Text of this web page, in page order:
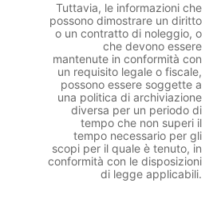
Tuttavia, le informazioni che
possono dimostrare un diritto
o un contratto di noleggio, o
che devono essere
mantenute in conformità con
un requisito legale o fiscale,
possono essere soggette a
una politica di archiviazione
diversa per un periodo di
tempo che non superi il
tempo necessario per gli
scopi per il quale è tenuto, in
conformità con le disposizioni
di legge applicabili.